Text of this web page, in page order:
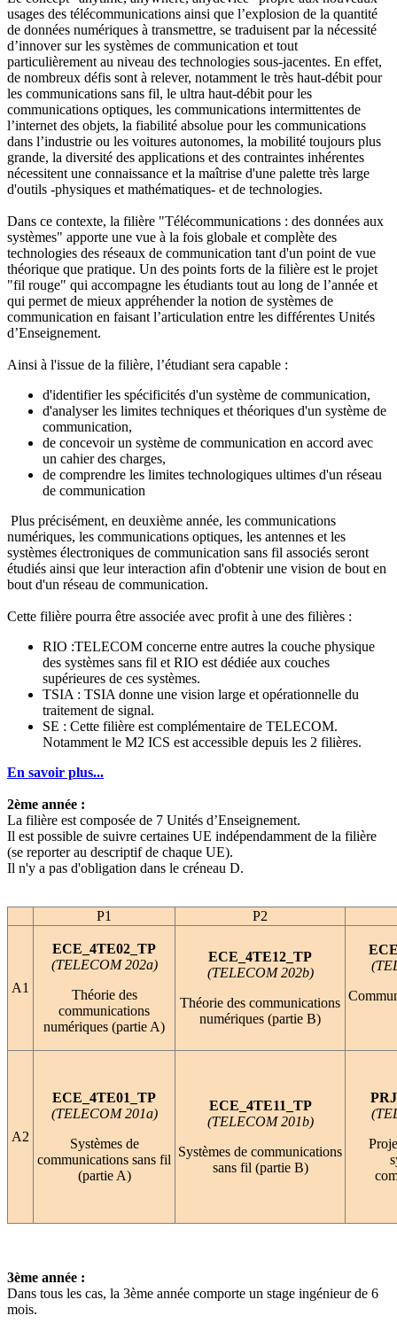
usages des télécommunications ainsi que l’explosion de la quantité
de données numériques à transmettre, se traduisent par la nécessité
d’innover sur les systèmes de communication et tout
particulièrement au niveau des technologies sous-jacentes. En effet,
de nombreux défis sont à relever, notamment le très haut-débit pour
les communications sans fil, le ultra haut-débit pour les
communications optiques, les communications intermittentes de
l’internet des objets, la fiabilité absolue pour les communications
dans l’industrie ou les voitures autonomes, la mobilité toujours plus
grande, la diversité des applications et des contraintes inhérentes
nécessitent une connaissance et la maîtrise d'une palette très large
d'outils -physiques et mathématiques- et de technologies.
Dans ce contexte, la filière "Télécommunications : des données aux
systèmes" apporte une vue à la fois globale et complète des
technologies des réseaux de communication tant d'un point de vue
théorique que pratique. Un des points forts de la filière est le projet
"fil rouge" qui accompagne les étudiants tout au long de l’année et
qui permet de mieux appréhender la notion de systèmes de
communication en faisant l’articulation entre les différentes Unités
d’Enseignement.
Ainsi à l'issue de la filière, l’étudiant sera capable :
d'identifier les spécificités d'un système de communication,
d'analyser les limites techniques et théoriques d'un système de
communication,
de concevoir un système de communication en accord avec
un cahier des charges,
de comprendre les limites technologiques ultimes d'un réseau
de communication
Plus précisément, en deuxième année, les communications
numériques, les communications optiques, les antennes et les
systèmes électroniques de communication sans fil associés seront
étudiés ainsi que leur interaction afin d'obtenir une vision de bout en
bout d'un réseau de communication.
Cette filière pourra être associée avec profit à une des filières :
RIO :TELECOM concerne entre autres la couche physique
des systèmes sans fil et RIO est dédiée aux couches
supérieures de ces systèmes.
TSIA : TSIA donne une vision large et opérationnelle du
traitement de signal.
SE : Cette filière est complémentaire de TELECOM.
Notamment le M2 ICS est accessible depuis les 2 filières.
En savoir plus...
2ème année :
La filière est composée de 7 Unités d’Enseignement.
Il est possible de suivre certaines UE indépendamment de la filière
(se reporter au descriptif de chaque UE).
Il n'y a pas d'obligation dans le créneau D.
P1 P2
A1
ECE_4TE02_TP
(TELECOM 202a)
Théorie des
communications
numériques (partie A)
ECE_4TE12_TP
(TELECOM 202b)
Théorie des communications
numériques (partie B)
A2
ECE_4TE01_TP
(TELECOM 201a)
Systèmes de
communications sans fil
(partie A)
ECE_4TE11_TP
(TELECOM 201b)
Systèmes de communications
sans fil (partie B)
3ème année :
Dans tous les cas, la 3ème année comporte un stage ingénieur de 6
mois.